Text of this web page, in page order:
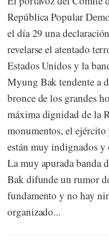
República Popular
el día 29 una
revelarse el atentado
Estados Unidos y la
Myung Bak tendente a
bronce de los grandes
máxima dignidad de la
monumentos, el
están muy indignados y
La muy apurada banda
Bak difunde un rumor
fundamento y no hay
organizado...